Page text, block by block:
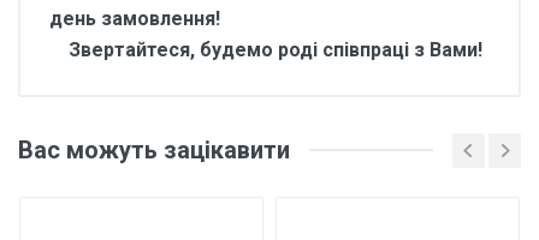
день замовлення!
Звертайтеся, будемо роді співпраці з Вами!
для напоїв Вишня 1 кг
Вас можуть зацікавити